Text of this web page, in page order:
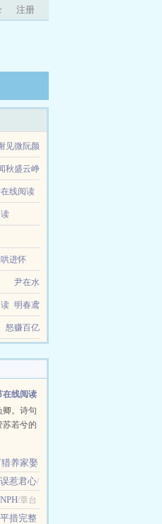
注册
见微阮颜
秋盛云峥
线阅读
王不在家
说 佚名
进怀
金蟾君
尹在水
明春鸢
怒赚百亿
在线阅读
卿。诗句
苏若兮的
养家娶
惹君心/
/章台
措完整